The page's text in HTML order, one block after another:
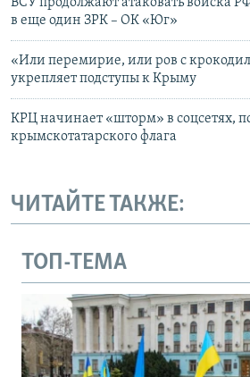
в еще один ЗРК – ОК «Юг»
«Или перемирие, или ров с
укрепляет подступы к Крыму
КРЦ начинает «шторм» в соцсетях,
крымскотатарского флага
ЧИТАЙТЕ ТАКЖЕ:
ТОП-ТЕМА